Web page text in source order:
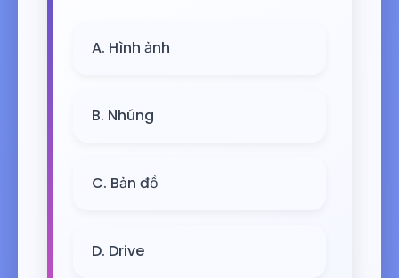
A. Hình ảnh
B. Nhúng
C. Bản đồ
D. Drive